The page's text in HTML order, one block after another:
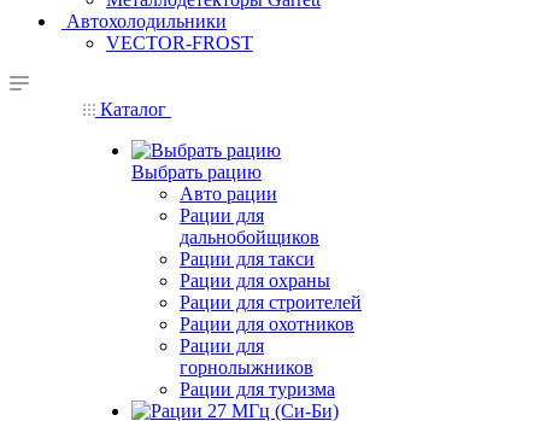
Автохолодильники
VECTOR-FROST
Каталог
Выбрать рацию
Авто рации
Рации для
дальнобойщиков
Рации для такси
Рации для охраны
Рации для строителей
Рации для охотников
Рации для
горнолыжников
Рации для туризма